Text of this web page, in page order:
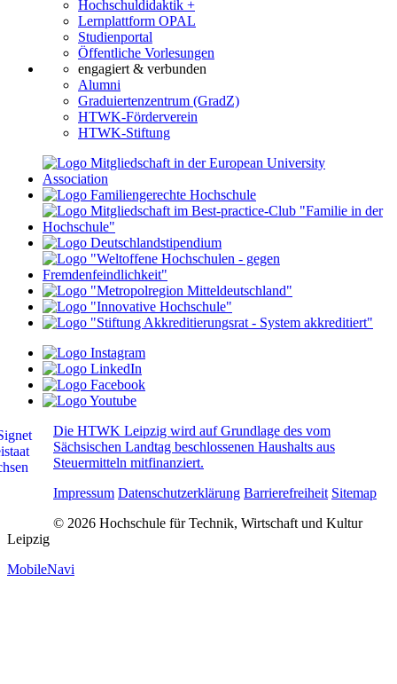
Hochschuldidaktik +
Lernplattform OPAL
Studienportal
Öffentliche Vorlesungen
engagiert & verbunden
Alumni
Graduiertenzentrum (GradZ)
HTWK-Förderverein
HTWK-Stiftung
Die HTWK Leipzig wird auf Grundlage des vom
Sächsischen Landtag beschlossenen Haushalts aus
Steuermitteln mitfinanziert.
Impressum Datenschutzerklärung Barrierefreiheit Sitemap
© 2026 Hochschule für Technik, Wirtschaft und Kultur
Leipzig
MobileNavi